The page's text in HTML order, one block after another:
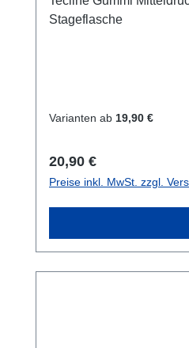
Stageflasche
Varianten ab 19,90 €
Regulärer Preis:
20,90 €
Preise inkl. MwSt. zzgl.